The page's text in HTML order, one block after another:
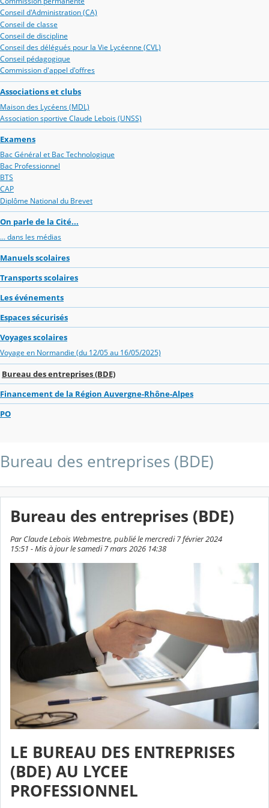
Conseil d'Administration (CA)
Conseil de classe
Conseil de discipline
Conseil des délégués pour la Vie Lycéenne (CVL)
Conseil pédagogique
Commission d'appel d'offres
Associations et clubs
Maison des Lycéens (MDL)
Association sportive Claude Lebois (UNSS)
Examens
Bac Général et Bac Technologique
Bac Professionnel
BTS
CAP
Diplôme National du Brevet
On parle de la Cité...
... dans les médias
Manuels scolaires
Transports scolaires
Les événements
Espaces sécurisés
Voyages scolaires
Voyage en Normandie (du 12/05 au 16/05/2025)
Bureau des entreprises (BDE)
Financement de la Région Auvergne-Rhône-Alpes
PO
Bureau des entreprises (BDE)
Bureau des entreprises (BDE)
Par Claude Lebois Webmestre, publié le mercredi 7 février 2024
15:51 - Mis à jour le samedi 7 mars 2026 14:38
LE BUREAU DES ENTREPRISES
(BDE) AU LYCEE
PROFESSIONNEL